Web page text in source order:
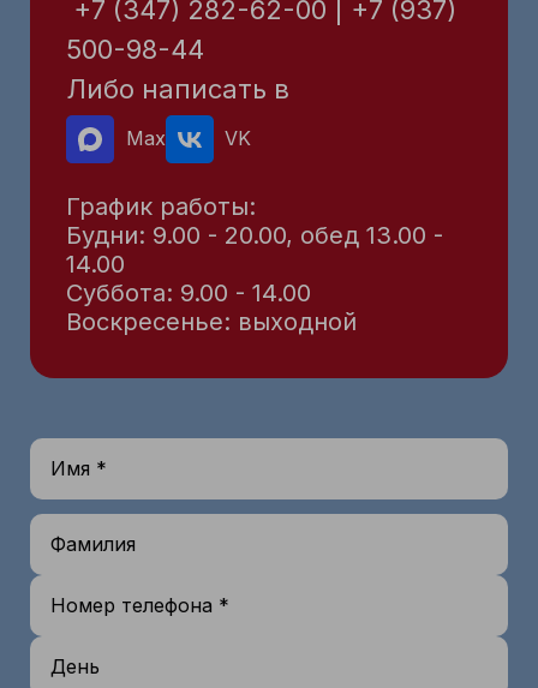
+7 (347) 282-62-00 | +7 (937)
500-98-44
Либо написать в
Max VK
График работы:
Будни: 9.00 - 20.00, обед 13.00 -
14.00
Суббота: 9.00 - 14.00
Воскресенье: выходной
Имя *
Фамилия
Номер телефона *
День